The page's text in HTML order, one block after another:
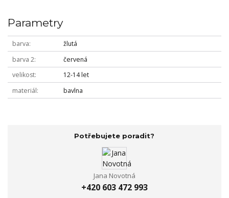
Parametry
barva
žlutá
barva 2
červená
velikost
12-14 let
materiál
bavlna
Potřebujete poradit?
Jana Novotná
+420 603 472 993